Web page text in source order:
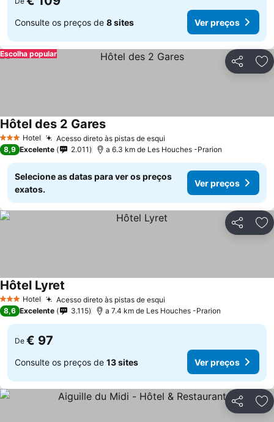
Consulte os preços de 8 sites Ver preços
Partilhar
Escolha popular
3 EstrelasHotel Acesso direto às pistas de esqui
Hôtel des 2 Gares
8,9 Excelente 2.011 a 6.3 km de Les Houches -Prarion
Selecione as datas para ver os preços
exatos.
Ver preços
Partilhar
3 EstrelasHotel Acesso direto às pistas de esqui
Hôtel Lyret
8,6 Excelente 3.115 a 7.4 km de Les Houches -Prarion
De € 97
Consulte os preços de 13 sites Ver preços
Partilhar